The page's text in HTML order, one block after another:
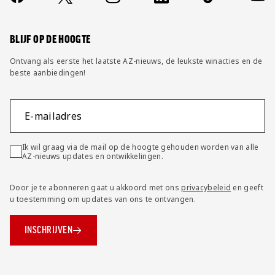
FAQ
BLIJF OP DE HOOGTE
Ontvang als eerste het laatste AZ-nieuws, de leukste winacties en de
beste aanbiedingen!
E-mailadres
Ik wil graag via de mail op de hoogte gehouden worden van alle
AZ-nieuws updates en ontwikkelingen.
Door je te abonneren gaat u akkoord met onsprivacybeleid en geeft
u toestemming om updates van ons te ontvangen.
INSCHRIJVEN